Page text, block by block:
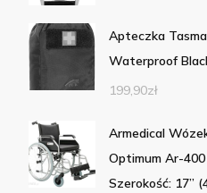
Apteczka
Waterproof
199,90zł
Armedical
Optimum Ar-400
Szerokość: 17”